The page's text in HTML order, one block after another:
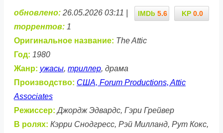
KP 0.0
IMDb 5.6
обновлено: 26.05.2026 03:11 |
торрентов: 1
Оригинальное название: The Attic
Год: 1980
Жанр: ужасы, триллер, драма
Производство: США, Forum Productions, Attic
Associates
Режиссер: Джордж Эдвардс, Гэри Грейвер
В ролях: Кэрри Снодгресс, Рэй Милланд, Рут Кокс,